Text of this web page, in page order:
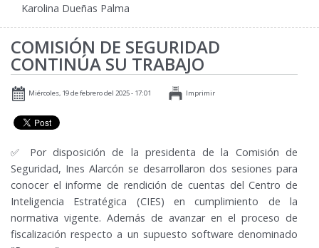
Karolina Dueñas Palma
COMISIÓN DE SEGURIDAD
CONTINÚA SU TRABAJO
Miércoles, 19 de febrero del 2025 - 17:01 Imprimir
✅ Por disposición de la presidenta de la Comisión de
Seguridad, Ines Alarcón se desarrollaron dos sesiones para
conocer el informe de rendición de cuentas del Centro de
Inteligencia Estratégica (CIES) en cumplimiento de la
normativa vigente. Además de avanzar en el proceso de
fiscalización respecto a un supuesto software denominado